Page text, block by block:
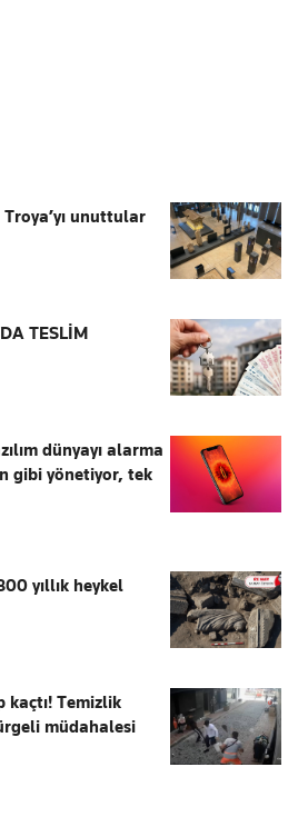
unuttular
TESLİM
dünyayı alarma
gibi yönetiyor, tek
yıllık heykel
kaçtı! Temizlik
müdahalesi